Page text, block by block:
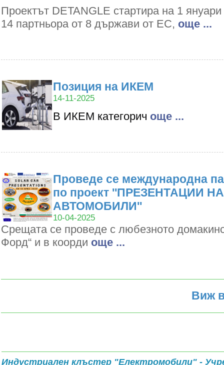
Проектът DETANGLE стартира на 1
14 партньора от 8 държави от ЕС, oще ...
Позиция на ИКЕМ
14-11-2025
В ИКЕМ категорич oще ...
Проведе се международна
по проект ''ПРЕЗЕНТАЦИИ
АВТОМОБИЛИ''
10-04-2025
Срещата се проведе с любезното
Форд“ и в коорди oще ...
Виж
Индустриален клъстер "Електромобили" -